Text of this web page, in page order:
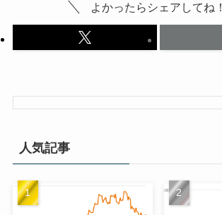
よかったらシェアしてね！
人気記事